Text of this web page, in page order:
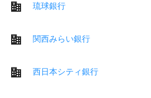
琉球銀行
関西みらい銀行
西日本シティ銀行